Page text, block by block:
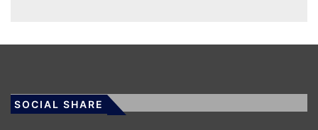
SOCIAL SHARE